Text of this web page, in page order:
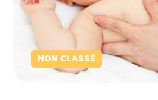
NON CLASSÉ